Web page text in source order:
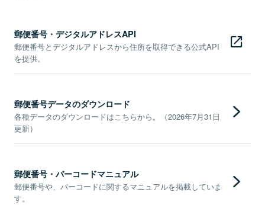
郵便番号・デジタルアドレスAPI
郵便番号とデジタルアドレスから住所を取得できる公式API
を提供。
郵便番号データのダウンロード
各種データのダウンロードはこちらから。（2026年7月31日
更新）
郵便番号・バーコードマニュアル
郵便番号や、バーコードに関するマニュアルを掲載していま
す。